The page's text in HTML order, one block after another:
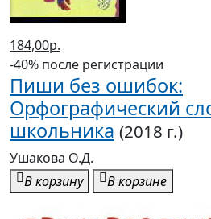
184,00р.
-40% после регистрации
Пиши без ошибок:
Орфографический
школьника (2018 г.)
Ушакова О.Д.
В корзину
В корзине